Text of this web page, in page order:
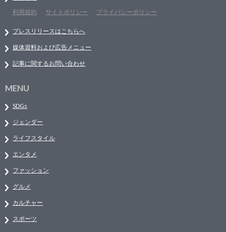
利用規約
サイトポリシー プライバシーポリシー
プレスリリースはこちらへ
媒体資料および広告メニュー
記事に関するお問い合わせ
MENU
SDGs
ジェンダー
ライフスタイル
エンタメ
ファッション
グルメ
カルチャー
スポーツ